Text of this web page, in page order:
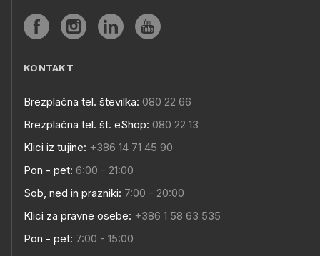
KONTAKT
Brezplačna tel. številka: 080 22 66
Brezplačna tel. št. eShop: 080 22 13
Klici iz tujine: +386 14 71 45 90
Pon - pet: 6:00 - 21:00
Sob, ned in prazniki: 7:00 - 20:00
Klici za pravne osebe: +386 1 58 63 535
Pon - pet: 7:00 - 15:00